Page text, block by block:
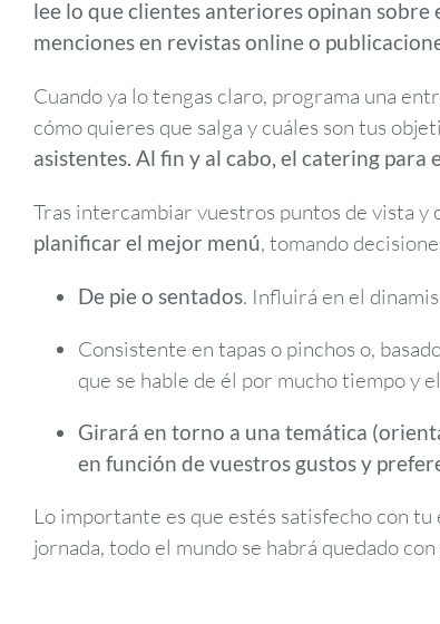
lee lo que clientes anteriores opinan sobre
menciones en revistas online o
Cuando ya lo tengas claro, programa una
cómo quieres que salga y cuáles son tus
asistentes. Al fin y al cabo, el catering para
Tras intercambiar vuestros puntos de vista y
planificar el mejor menú, tomando
De pie o sentados. Influirá en el
Consistente en tapas o pinchos o,
que se hable de él por mucho tiempo y el
Girará en torno a una temática
en función de vuestros gustos y
Lo importante es que estés satisfecho con
jornada, todo el mundo se habrá quedado